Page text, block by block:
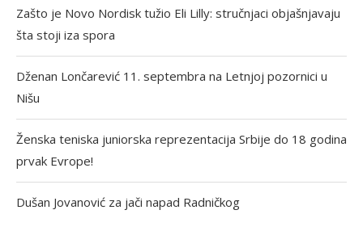
Zašto je Novo Nordisk tužio Eli Lilly: stručnjaci objašnjavaju
šta stoji iza spora
Dženan Lončarević 11. septembra na Letnjoj pozornici u
Nišu
Ženska teniska juniorska reprezentacija Srbije do 18 godina
prvak Evrope!
Dušan Jovanović za jači napad Radničkog